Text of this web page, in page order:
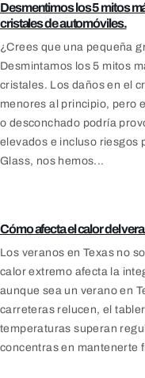
Desmentimos los 5 mitos
cristales de automóviles.
¿Crees que una pequeña
Desmintamos los 5 mitos
cristales. Los daños en el
menores al principio, pero
o desconchado podría
elevados e incluso riesgos
Glass, nos hemos...
Cómo afecta el calor del
Los veranos en Texas no
calor extremo afecta la
aunque sea un verano en
carreteras relucen, el
temperaturas superan
concentras en mantenerte